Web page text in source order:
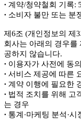
· 계약/청약철회 기록:
· 소비자 불만 또는 분
제6조 (개인정보의 제
회사는 아래의 경우를
공하지 않습니다.
· 이용자가 사전에 동
· 서비스 제공에 따른
· 계약 이행에 필요한
· 법적 조치를 위해 고
는 경우
· 통계·마케팅 분석·